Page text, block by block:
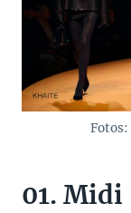
01. Midi